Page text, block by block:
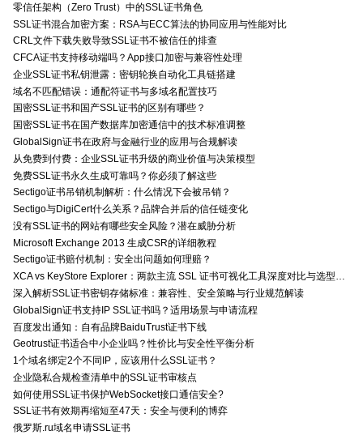
零信任架构（Zero Trust）中的SSL证书角色
SSL证书混合加密方案：RSA与ECC算法的协同应用与性能对比
CRL文件下载失败导致SSL证书不被信任的排查
CFCA证书支持移动端吗？App接口加密与兼容性处理
企业SSL证书私钥泄露：密钥轮换自动化工具链搭建
域名不匹配错误：通配符证书与多域名配置技巧
国密SSL证书和国产SSL证书的区别有哪些？
国密SSL证书在国产数据库加密通信中的技术标准调整
GlobalSign证书在政府与金融行业的应用与合规解读
从免费到付费：企业SSL证书升级的商业价值与决策模型
免费SSL证书永久生成可靠吗？你必须了解这些
Sectigo证书吊销机制解析：什么情况下会被吊销？
Sectigo与DigiCert什么关系？品牌合并后的信任链变化
没有SSL证书的网站有哪些安全风险？潜在威胁分析
Microsoft Exchange 2013 生成CSR的详细教程
Sectigo证书赔付机制：安全出问题如何理赔？
XCA vs KeyStore Explorer：两款主流 SSL 证书可视化工具深度对比与选型指南
深入解析SSL证书密钥存储标准：兼容性、安全策略与行业规范解读
GlobalSign证书支持IP SSL证书吗？适用场景与申请流程
百度发出通知：自有品牌BaiduTrust证书下线
Geotrust证书适合中小企业吗？性价比与安全性平衡分析
1个域名绑定2个不同IP，应该用什么SSL证书？
企业隐私合规检查清单中的SSL证书审核点
如何使用SSL证书保护WebSocket接口通信安全?
SSL证书有效期再缩短至47天：安全与便利的博弈
俄罗斯.ru域名申请SSL证书